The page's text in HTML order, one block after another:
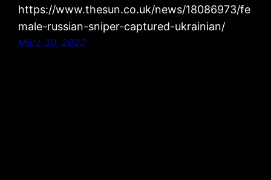
https://www.thesun.co.uk/news/18086973/fe
male-russian-sniper-captured-ukrainian/
März 30, 2022